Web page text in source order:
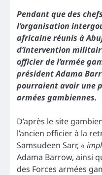
Pendant que des
l’organisation
africaine réunis à
d’intervention
officier de l’armée
président Adama
pourraient avoir une
armées gambiennes.
D’après le site
l’ancien officier à la
Samsudeen Sarr, «
Adama Barrow, ainsi
des Forces armées